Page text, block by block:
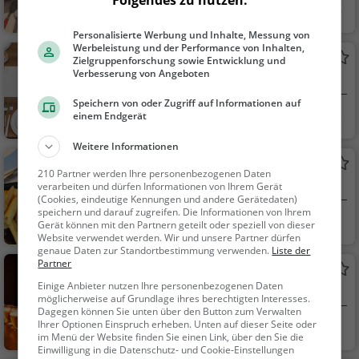
Linz, Österreich
dessen, Mittagessen
S'Plesch
Restaurant in Linz
Linz, Österreich
Diner in Linz
Linz, Österreich
Restaurant, Bistr
o, Snacks / Getränke,
Amerikanisch, Burge
House, Grill, Mittages
sen, Abendessen, Ve
gan, Vegetarisch, Wei
n
Bar in Linz
Linz, Österreich
Bar, Bier, Wein, Sn
acks / Getränke
Personalisierte Werbung und Inhalte, Messung von
Werbeleistung und der Performance von Inhalten,
Zielgruppenforschung sowie Entwicklung und
Verbesserung von Angeboten
Speichern von oder Zugriff auf Informationen auf
einem Endgerät
Weitere Informationen
210 Partner werden Ihre personenbezogenen Daten
verarbeiten und dürfen Informationen von Ihrem Gerät
(Cookies, eindeutige Kennungen und andere Gerätedaten)
speichern und darauf zugreifen. Die Informationen von Ihrem
Gerät können mit den Partnern geteilt oder speziell von dieser
Website verwendet werden. Wir und unsere Partner dürfen
genaue Daten zur Standortbestimmung verwenden. Liste der
Partner
Einige Anbieter nutzen Ihre personenbezogenen Daten
möglicherweise auf Grundlage ihres berechtigten Interesses.
Dagegen können Sie unten über den Button zum Verwalten
Ihrer Optionen Einspruch erheben. Unten auf dieser Seite oder
im Menü der Website finden Sie einen Link, über den Sie die
Einwilligung in die Datenschutz- und Cookie-Einstellungen